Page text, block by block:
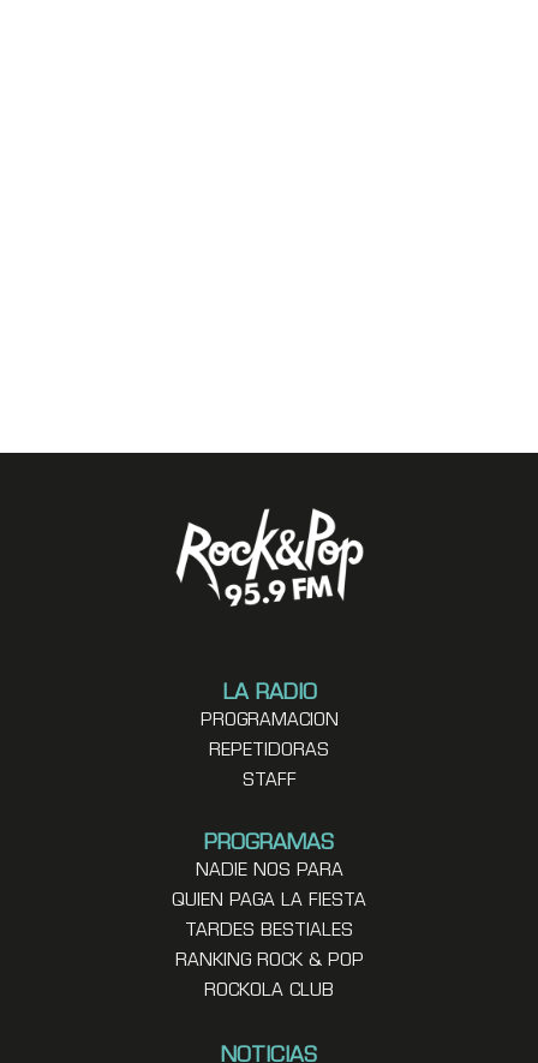
LA RADIO
PROGRAMACION
REPETIDORAS
STAFF
PROGRAMAS
NADIE NOS PARA
QUIEN PAGA LA FIESTA
TARDES BESTIALES
RANKING ROCK & POP
ROCKOLA CLUB
NOTICIAS